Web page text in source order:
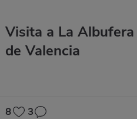
Visita a La Albufera
de Valencia
8 3